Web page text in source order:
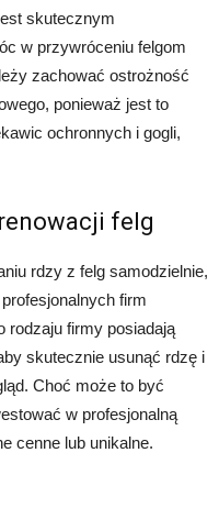
skutecznym
w przywróceniu felgom
zachować ostrożność
ponieważ jest to
ochronnych i gogli,
felg
rdzy z felg samodzielnie,
firm
rodzaju firmy posiadają
skutecznie usunąć rdzę i
Choć może to być
w profesjonalną
cenne lub unikalne.